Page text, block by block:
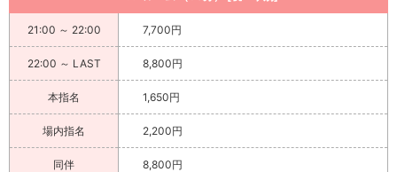
21:00 ～ 22:00 7,700円
22:00 ～ LAST 8,800円
本指名 1,650円
場内指名 2,200円
同伴 8,800円